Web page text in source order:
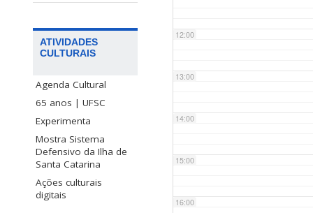
ATIVIDADES
CULTURAIS
Agenda Cultural
65 anos | UFSC
Experimenta
Mostra Sistema
Defensivo da Ilha de
Santa Catarina
Ações culturais
digitais
12:00
13:00
14:00
15:00
16:00